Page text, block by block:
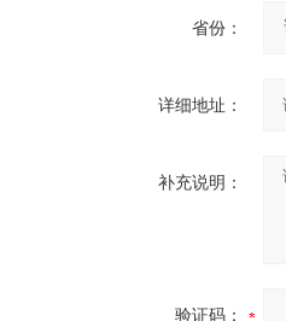
省份：
详细地址：
补充说明：
验证码：